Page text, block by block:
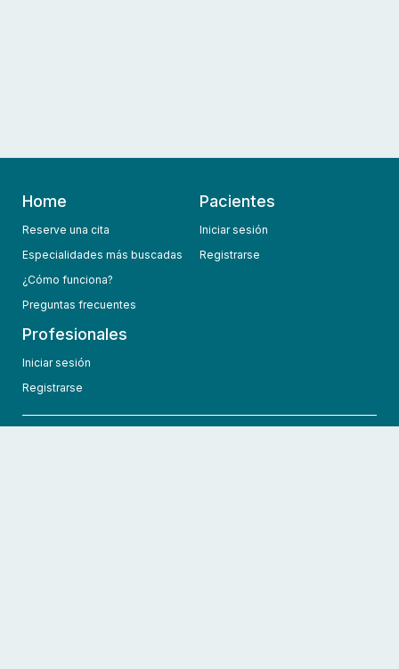
Home
Reserve una cita
Especialidades más buscadas
¿Cómo funciona?
Preguntas frecuentes
Pacientes
Iniciar sesión
Registrarse
Profesionales
Iniciar sesión
Registrarse